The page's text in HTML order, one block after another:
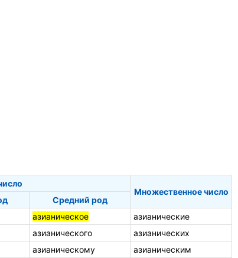
Множественное число
Средний род
азианическое
азианические
азианического
азианических
азианическому азианическим